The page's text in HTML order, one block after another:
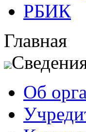
РБИК
Главная
Об